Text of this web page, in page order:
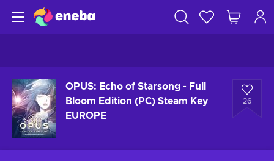
OPUS: Echo of Starsong - Full
Bloom Edition (PC) Steam Key
EUROPE
26